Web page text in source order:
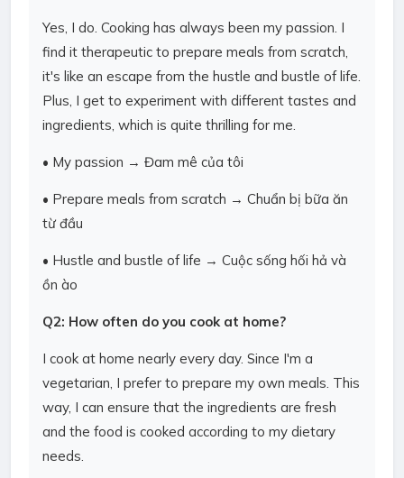
Yes, I do. Cooking has always been my passion. I
find it therapeutic to prepare meals from scratch,
it's like an escape from the hustle and bustle of life.
Plus, I get to experiment with different tastes and
ingredients, which is quite thrilling for me.
• My passion → Đam mê của tôi
• Prepare meals from scratch → Chuẩn bị bữa ăn
từ đầu
• Hustle and bustle of life → Cuộc sống hối hả và
ồn ào
Q2: How often do you cook at home?
I cook at home nearly every day. Since I'm a
vegetarian, I prefer to prepare my own meals. This
way, I can ensure that the ingredients are fresh
and the food is cooked according to my dietary
needs.